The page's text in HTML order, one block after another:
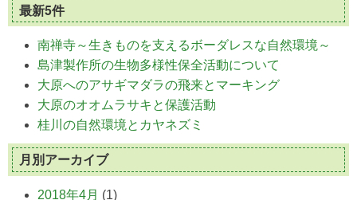
最新5件
南禅寺～生きものを支えるボーダレスな自然環境～
島津製作所の生物多様性保全活動について
大原へのアサギマダラの飛来とマーキング
大原のオオムラサキと保護活動
桂川の自然環境とカヤネズミ
月別アーカイブ
2018年4月 (1)